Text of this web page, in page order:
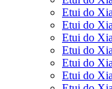
Etui do
Etui do
Etui do
Etui do
Etui do
Etui do